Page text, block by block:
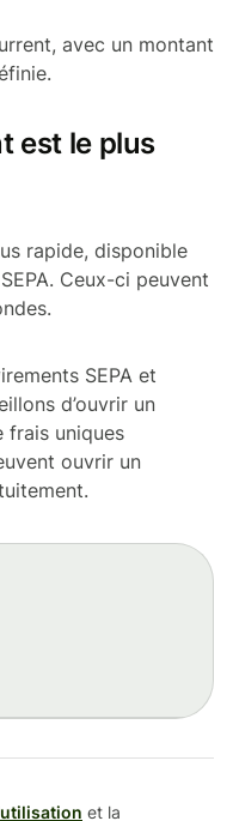
avec un montant
est le plus
rapide, disponible
Ceux-ci peuvent
SEPA et
d’ouvrir un
frais uniques
ouvrir un
et la